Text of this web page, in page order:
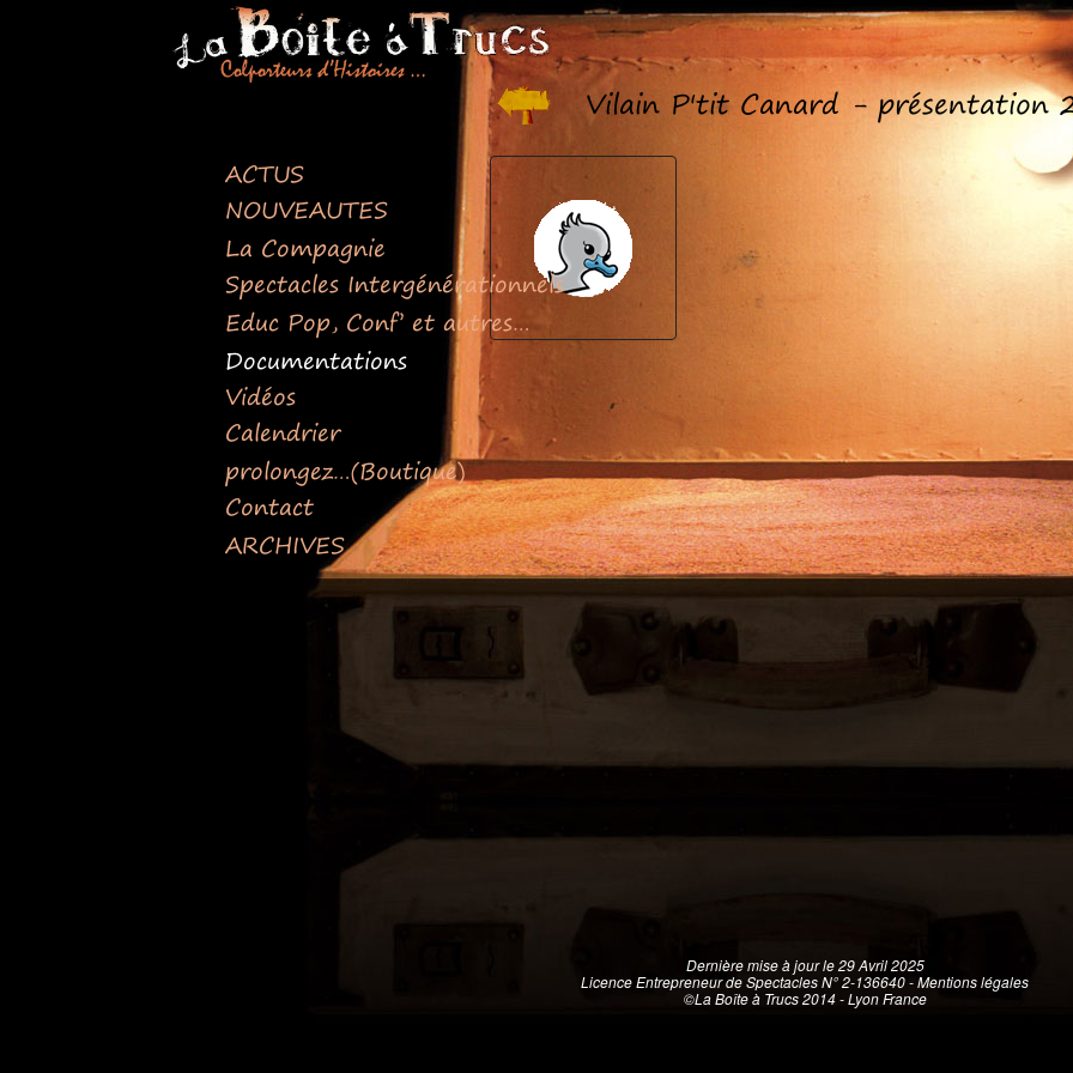
ACTUS
NOUVEAUTES
La Compagnie
Spectacles Intergénérationnels
Educ Pop, Conf’ et autres…
Documentations
Vidéos
Calendrier
prolongez…(Boutique)
Contact
ARCHIVES
Vilain P'tit Canard - présentation
Dernière mise à jour le 29 Avril 2025
Licence Entrepreneur de Spectacles N° 2-136640 -Mentions légales
©La Boîte à Trucs 2014 - Lyon France